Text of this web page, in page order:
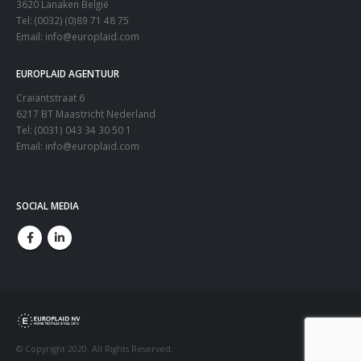
3620 Lanaken België
Tel: (0032) (0)89 71 48 75
Email: info@europlaid.com
EUROPLAID AGENTUUR
Craiantstraat 6
6217 BT Maastricht Nederland
Tel: (0031) 043 34 30 50 1
Email: info@europlaid.com
SOCIAL MEDIA
© Copyright 2020. All Rights Reserved.